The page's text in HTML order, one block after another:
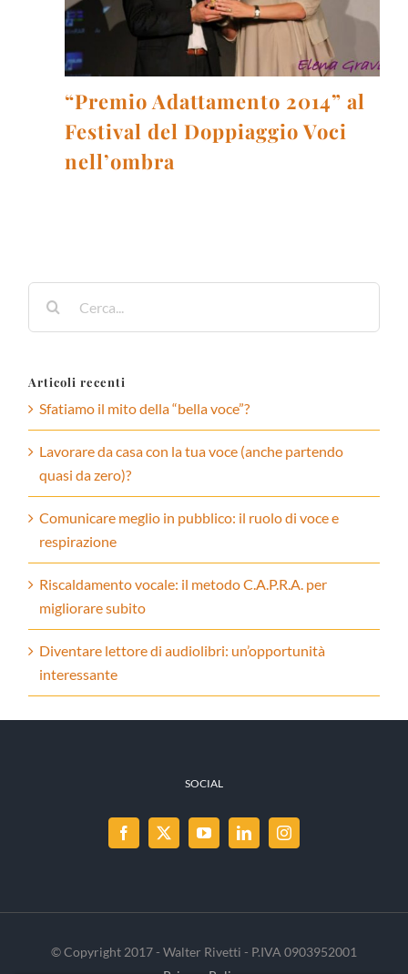
“Premio Adattamento 2014” al
Festival del Doppiaggio Voci
nell’ombra
per:
Articoli recenti
Sfatiamo il mito della “bella voce”?
Lavorare da casa con la tua voce (anche partendo
quasi da zero)?
Comunicare meglio in pubblico: il ruolo di voce e
respirazione
Riscaldamento vocale: il metodo C.A.P.R.A. per
migliorare subito
Diventare lettore di audiolibri: un’opportunità
interessante
SOCIAL
© Copyright 2017 - Walter Rivetti - P.IVA 0903952001